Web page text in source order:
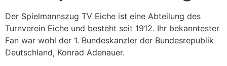
Der Spielmannszug TV Eiche ist eine Abteilung des
Turnverein Eiche und besteht seit 1912. Ihr bekanntester
Fan war wohl der 1. Bundeskanzler der Bundesrepublik
Deutschland, Konrad Adenauer.